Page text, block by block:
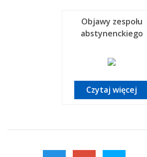
Objawy zespołu
abstynenckiego
Czytaj więcej